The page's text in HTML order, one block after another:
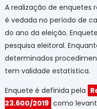
A realização de enquetes
é vedada no período de
do ano da eleição.
pesquisa eleitoral.
determinados
tem validade estatística.
Enquete é definida pela
23.600/2019 como